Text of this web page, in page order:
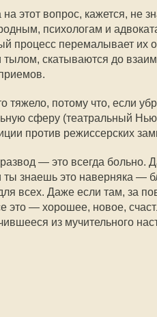
на этот вопрос, кажется, не
психологам и
процесс перемалывает их
тылом, скатываются до
тяжело, потому что, если
сферу (театральный
против режиссерских
— это всегда больно.
знаешь это наверняка —
всех. Даже если там, за
это — хорошее, новое,
из мучительного